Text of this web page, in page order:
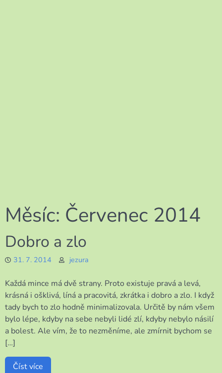
Měsíc: Červenec 2014
Dobro a zlo
31. 7. 2014 jezura
Každá mince má dvě strany. Proto existuje pravá a levá,
krásná i ošklivá, líná a pracovitá, zkrátka i dobro a zlo. I když
tady bych to zlo hodně minimalizovala. Určitě by nám všem
bylo lépe, kdyby na sebe nebyli lidé zlí, kdyby nebylo násilí
a bolest. Ale vím, že to nezměníme, ale zmírnit bychom se
[…]
Číst více